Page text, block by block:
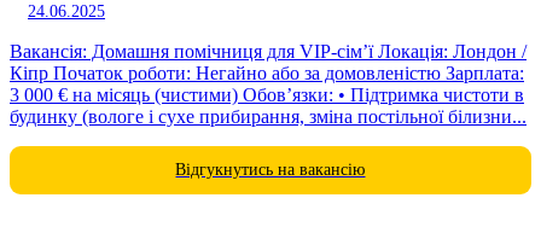
24.06.2025
Вакансія: Домашня помічниця для VIP-сім’ї Локація: Лондон /
Кіпр Початок роботи: Негайно або за домовленістю Зарплата:
3 000 € на місяць (чистими) Обов’язки: • Підтримка чистоти в
будинку (вологе і сухе прибирання, зміна постільної білизни...
Відгукнутись на вакансію